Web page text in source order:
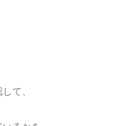
て、